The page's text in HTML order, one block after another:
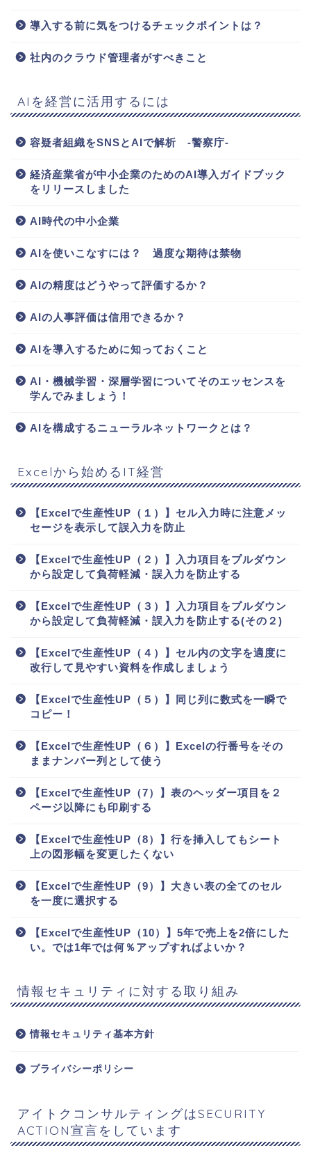
導入する前に気をつけるチェックポイントは？
社内のクラウド管理者がすべきこと
AIを経営に活用するには
容疑者組織をSNSとAIで解析 -警察庁-
経済産業省が中小企業のためのAI導入ガイドブック
をリリースしました
AI時代の中小企業
AIを使いこなすには？ 過度な期待は禁物
AIの精度はどうやって評価するか？
AIの人事評価は信用できるか？
AIを導入するために知っておくこと
AI・機械学習・深層学習についてそのエッセンスを
学んでみましょう！
AIを構成するニューラルネットワークとは？
Excelから始めるIT経営
【Excelで生産性UP（１）】セル入力時に注意メッ
セージを表示して誤入力を防止
【Excelで生産性UP（２）】入力項目をプルダウン
から設定して負荷軽減・誤入力を防止する
【Excelで生産性UP（３）】入力項目をプルダウン
から設定して負荷軽減・誤入力を防止する(その２)
【Excelで生産性UP（４）】セル内の文字を適度に
改行して見やすい資料を作成しましょう
【Excelで生産性UP（５）】同じ列に数式を一瞬で
コピー！
【Excelで生産性UP（６）】Excelの行番号をその
ままナンバー列として使う
【Excelで生産性UP（7）】表のヘッダー項目を２
ページ以降にも印刷する
【Excelで生産性UP（8）】行を挿入してもシート
上の図形幅を変更したくない
【Excelで生産性UP（9）】大きい表の全てのセル
を一度に選択する
【Excelで生産性UP（10）】5年で売上を2倍にした
い。では1年では何％アップすればよいか？
情報セキュリティに対する取り組み
情報セキュリティ基本方針
プライバシーポリシー
アイトクコンサルティングはSECURITY
ACTION宣言をしています